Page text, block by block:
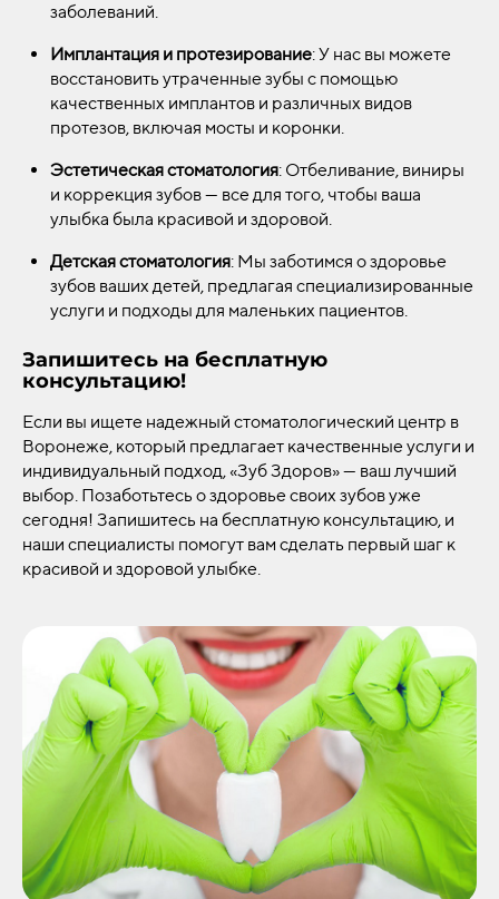
заболеваний.
Имплантация и протезирование: У нас вы можете
восстановить утраченные зубы с помощью
качественных имплантов и различных видов
протезов, включая мосты и коронки.
Эстетическая стоматология: Отбеливание, виниры
и коррекция зубов — все для того, чтобы ваша
улыбка была красивой и здоровой.
Детская стоматология: Мы заботимся о здоровье
зубов ваших детей, предлагая специализированные
услуги и подходы для маленьких пациентов.
Запишитесь на бесплатную
консультацию!
Если вы ищете надежный стоматологический центр в
Воронеже, который предлагает качественные услуги и
индивидуальный подход, «Зуб Здоров» — ваш лучший
выбор. Позаботьтесь о здоровье своих зубов уже
сегодня! Запишитесь на бесплатную консультацию, и
наши специалисты помогут вам сделать первый шаг к
красивой и здоровой улыбке.